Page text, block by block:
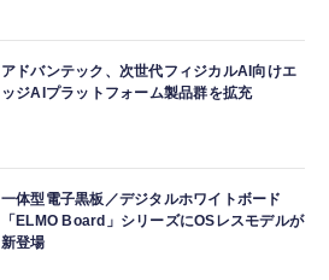
アドバンテック、次世代フィジカルAI向けエ
ッジAIプラットフォーム製品群を拡充
一体型電子黒板／デジタルホワイトボード
「ELMO Board」シリーズにOSレスモデルが
新登場